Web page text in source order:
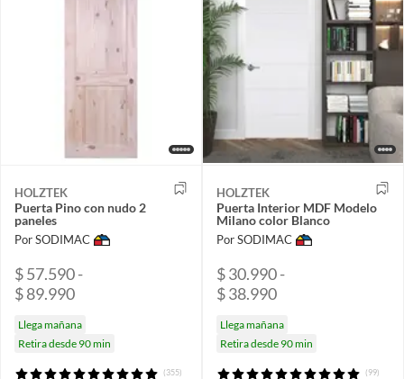
HOLZTEK
Puerta Pino con nudo 2
paneles
Por SODIMAC
$ 57.590 -
$ 89.990
Llega mañana
Retira desde 90 min
(355)
HOLZTEK
Puerta Interior MDF Modelo
Milano color Blanco
Por SODIMAC
$ 30.990 -
$ 38.990
Llega mañana
Retira desde 90 min
(99)